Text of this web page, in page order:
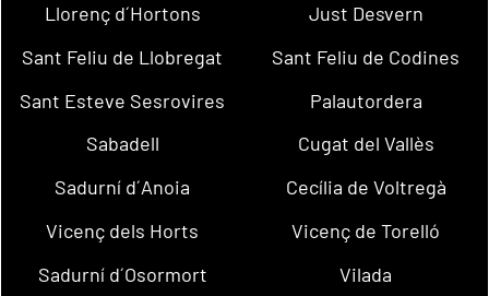
Llorenç d´Hortons
Just Desvern
Sant Feliu de Llobregat
Sant Feliu de Codines
Sant Esteve Sesrovires
Palautordera
Sabadell
Cugat del Vallès
Sadurní d´Anoia
Cecília de Voltregà
Vicenç dels Horts
Vicenç de Torelló
Sadurní d´Osormort
Vilada